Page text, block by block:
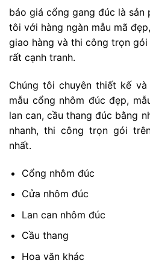
báo giá cổng gang đúc là sản
tôi với hàng ngàn mẫu mã
giao hàng và thi công trọn
rất cạnh tranh.
Chúng tôi chuyên thiết kế
mẫu cổng nhôm đúc đẹp,
lan can, cầu thang đúc bằng
nhanh, thi công trọn gói
nhất.
Cổng nhôm đúc
Cửa nhôm đúc
Lan can nhôm đúc
Cầu thang
Hoa văn khác